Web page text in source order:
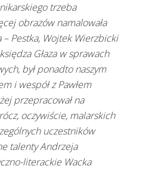
trzeba
obrazów namalowała
– Pestka, Wojtek Wierzbicki
Głaza w sprawach
był ponadto naszym
i wespół z Pawłem
przepracował na
oczywiście, malarskich
uczestników
talenty Andrzeja
literackie Wacka